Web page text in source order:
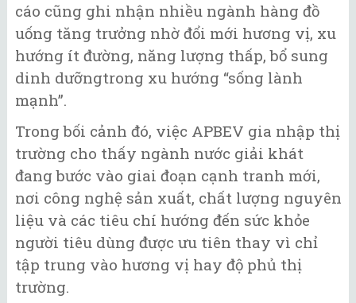
cáo cũng ghi nhận nhiều ngành hàng đồ
uống tăng trưởng nhờ đổi mới hương vị, xu
hướng ít đường, năng lượng thấp, bổ sung
dinh dưỡngtrong xu hướng “sống lành
mạnh”.
Trong bối cảnh đó, việc APBEV gia nhập thị
trường cho thấy ngành nước giải khát
đang bước vào giai đoạn cạnh tranh mới,
nơi công nghệ sản xuất, chất lượng nguyên
liệu và các tiêu chí hướng đến sức khỏe
người tiêu dùng được ưu tiên thay vì chỉ
tập trung vào hương vị hay độ phủ thị
trường.